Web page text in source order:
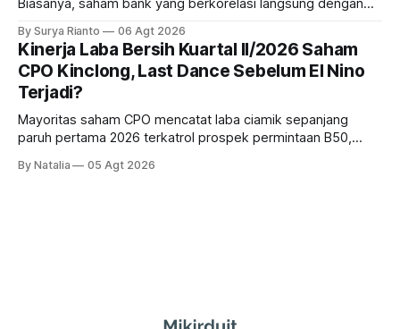
Biasanya, saham bank yang berkorelasi langsung dengan
bank ke depannya?
By Surya Rianto 06 Agt 2026
Kinerja Laba Bersih Kuartal II/2026 Saham
CPO Kinclong, Last Dance Sebelum El Nino
Terjadi?
Mayoritas saham CPO mencatat laba ciamik sepanjang
paruh pertama 2026 terkatrol prospek permintaan B50,
diprediksi semakin terlihat mendekati 2027. Kira-kira gimana
By Natalia 05 Agt 2026